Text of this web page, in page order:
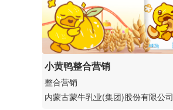
小黄鸭整合营销
整合营销
内蒙古蒙牛乳业(集团)股份有限公司